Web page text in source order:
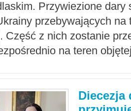
Przywiezione dary
przebywających na
Część z nich zostanie
na teren
Diecezja